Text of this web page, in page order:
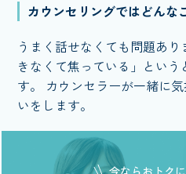
カウンセリングではどんな
うまく話せなくても問題あ
きなくて焦っている」とい
す。 カウンセラーが一緒に
いをします。
今ならおトク